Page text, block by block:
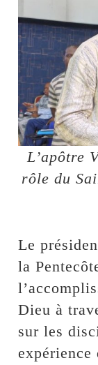
L’apôtre
rôle du
Le
la
Dieu à
sur les
expérience